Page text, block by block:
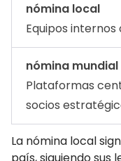
nómina local
Equipos
nómina mundial
Plataformas
socios
La nómina local